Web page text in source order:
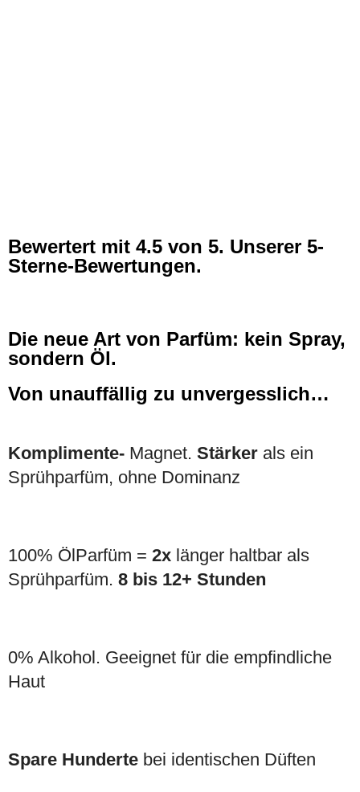
Bewertert mit 4.5 von 5. Unserer 5-
Sterne-Bewertungen.
Die neue Art von Parfüm: kein Spray,
sondern Öl.
Von unauffällig zu unvergesslich…
Komplimente- Magnet. Stärker als ein
Sprühparfüm, ohne Dominanz
100% ÖlParfüm = 2x länger haltbar als
Sprühparfüm. 8 bis 12+ Stunden
0% Alkohol. Geeignet für die empfindliche
Haut
Spare Hunderte bei identischen Düften